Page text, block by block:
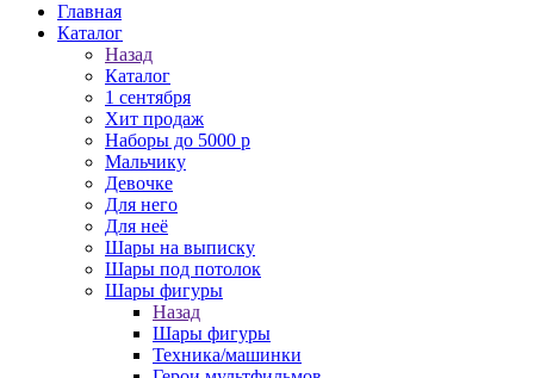
Главная
Каталог
Назад
Каталог
1 сентября
Хит продаж
Наборы до 5000 р
Мальчику
Девочке
Для него
Для неё
Шары на выписку
Шары под потолок
Шары фигуры
Назад
Шары фигуры
Техника/машинки